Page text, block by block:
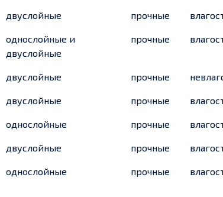
двуслойные прочные
однослойные и
двуслойные
прочные
двуслойные прочные
двуслойные прочные
однослойные прочные
двуслойные прочные
однослойные прочные